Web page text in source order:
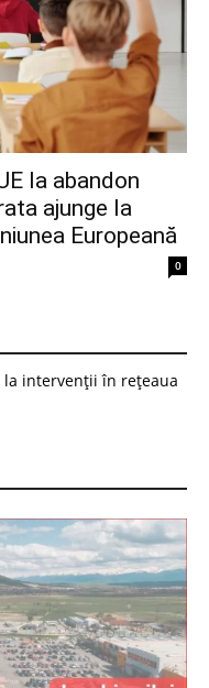
la abandon
ajunge la
Europeană
0
intervenții în rețeaua